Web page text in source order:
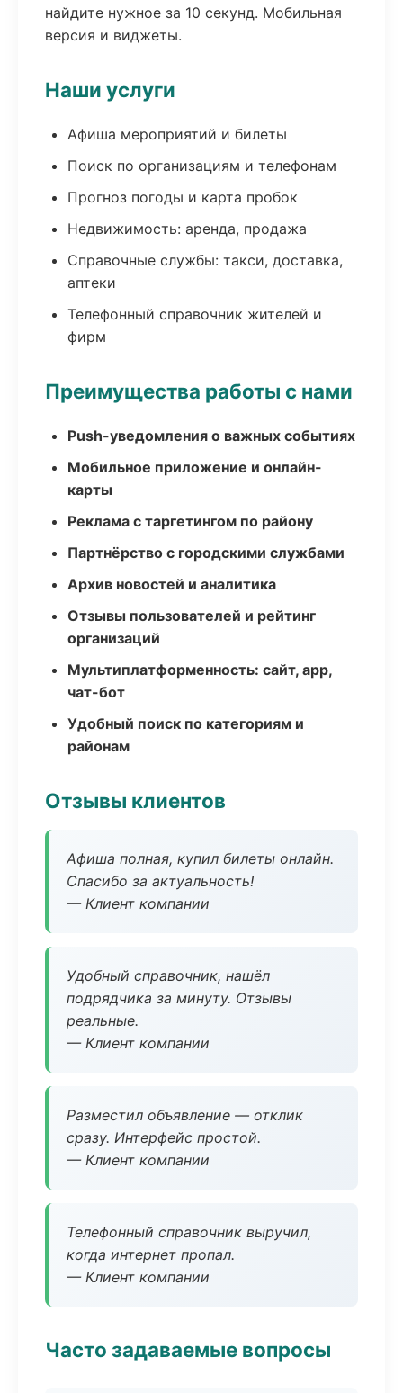
найдите нужное за 10 секунд. Мобильная
версия и виджеты.
Наши услуги
Афиша мероприятий и билеты
Поиск по организациям и телефонам
Прогноз погоды и карта пробок
Недвижимость: аренда, продажа
Справочные службы: такси, доставка,
аптеки
Телефонный справочник жителей и
фирм
Преимущества работы с нами
Push-уведомления о важных событиях
Мобильное приложение и онлайн-
карты
Реклама с таргетингом по району
Партнёрство с городскими службами
Архив новостей и аналитика
Отзывы пользователей и рейтинг
организаций
Мультиплатформенность: сайт, app,
чат-бот
Удобный поиск по категориям и
районам
Отзывы клиентов
Афиша полная, купил билеты онлайн.
Спасибо за актуальность!
— Клиент компании
Удобный справочник, нашёл
подрядчика за минуту. Отзывы
реальные.
— Клиент компании
Разместил объявление — отклик
сразу. Интерфейс простой.
— Клиент компании
Телефонный справочник выручил,
когда интернет пропал.
— Клиент компании
Часто задаваемые вопросы